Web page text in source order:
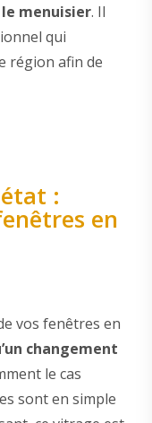
menuisier. Il
qui
région afin de
:
en
vos fenêtres en
changement
le cas
sont en simple